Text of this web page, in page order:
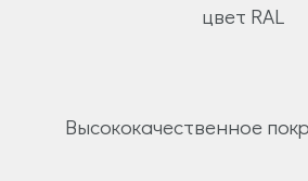
цвет RAL
Высококачественное